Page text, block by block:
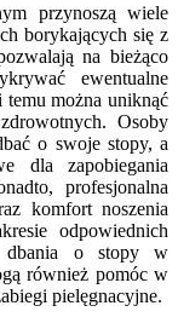
przynoszą wiele
borykających się z
na bieżąco
ewentualne
temu można uniknąć
Osoby
o swoje stopy, a
dla zapobiegania
profesjonalna
komfort noszenia
odpowiednich
dbania o stopy w
również pomóc w
pielęgnacyjne.